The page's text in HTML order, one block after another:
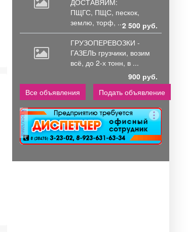
ДОСТАВЯИМ:
ПЩГС, ПЩС, пескок,
землю, торф, ...2 500 руб.
ГРУЗОПЕРЕВОЗКИ -
ГАЗЕЛЬ грузчики, возим
всё, до 2-х тонн, в ...
900 руб.
Все объявления
Подать объявление
реклама